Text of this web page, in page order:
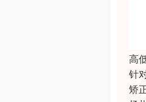
高
针
矫